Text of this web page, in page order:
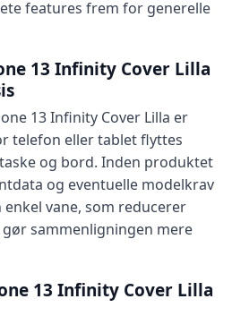
features frem for generelle
13 Infinity Cover Lilla
13 Infinity Cover Lilla er
telefon eller tablet flyttes
og bord. Inden produktet
og eventuelle modelkrav
vane, som reducerer
sammenligningen mere
13 Infinity Cover Lilla